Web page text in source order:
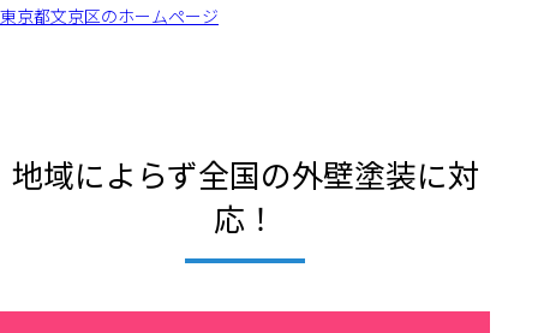
東京都文京区のホームページ
地域によらず全国の外壁塗装に対
応！